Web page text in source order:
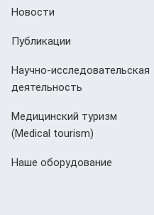
Новости
Публикации
Научно-исследовательская
деятельность
Медицинский туризм
(Мedical tourism)
Наше оборудование